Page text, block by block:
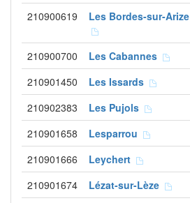
210900619 Les Bordes-sur-Arize
210900700 Les Cabannes
210901450 Les Issards
210902383 Les Pujols
210901658 Lesparrou
210901666 Leychert
210901674 Lézat-sur-Lèze